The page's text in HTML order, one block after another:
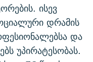
ისევ
დრამის
და
უპირატესობას.